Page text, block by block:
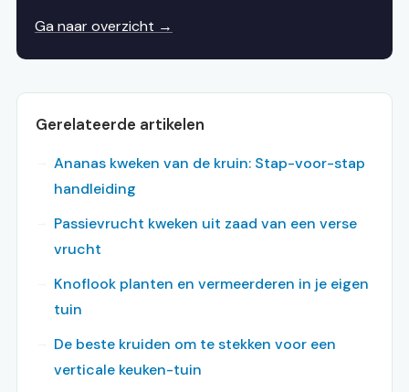
Ga naar overzicht →
Gerelateerde artikelen
Ananas kweken van de kruin: Stap-voor-stap
handleiding
Passievrucht kweken uit zaad van een verse
vrucht
Knoflook planten en vermeerderen in je eigen
tuin
De beste kruiden om te stekken voor een
verticale keuken-tuin